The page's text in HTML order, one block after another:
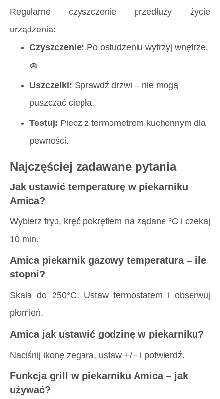
Regularne czyszczenie przedłuży życie
urządzenia:
Czyszczenie: Po ostudzeniu wytrzyj wnętrze.
🧽
Uszczelki: Sprawdź drzwi – nie mogą
puszczać ciepła.
Testuj: Piecz z termometrem kuchennym dla
pewności.
Najczęściej zadawane pytania
Jak ustawić temperaturę w piekarniku
Amica?
Wybierz tryb, kręć pokrętłem na żądane °C i czekaj
10 min.
Amica piekarnik gazowy temperatura – ile
stopni?
Skala do 250°C. Ustaw termostatem i obserwuj
płomień.
Amica jak ustawić godzinę w piekarniku?
Naciśnij ikonę zegara, ustaw +/− i potwierdź.
Funkcja grill w piekarniku Amica – jak
używać?